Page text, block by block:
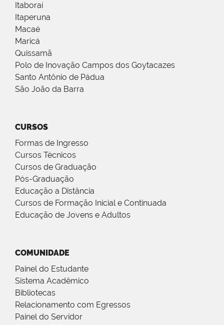
Itaboraí
Itaperuna
Macaé
Maricá
Quissamã
Polo de Inovação Campos dos Goytacazes
Santo Antônio de Pádua
São João da Barra
CURSOS
Formas de Ingresso
Cursos Técnicos
Cursos de Graduação
Pós-Graduação
Educação a Distância
Cursos de Formação Inicial e Continuada
Educação de Jovens e Adultos
COMUNIDADE
Painel do Estudante
Sistema Acadêmico
Bibliotecas
Relacionamento com Egressos
Painel do Servidor